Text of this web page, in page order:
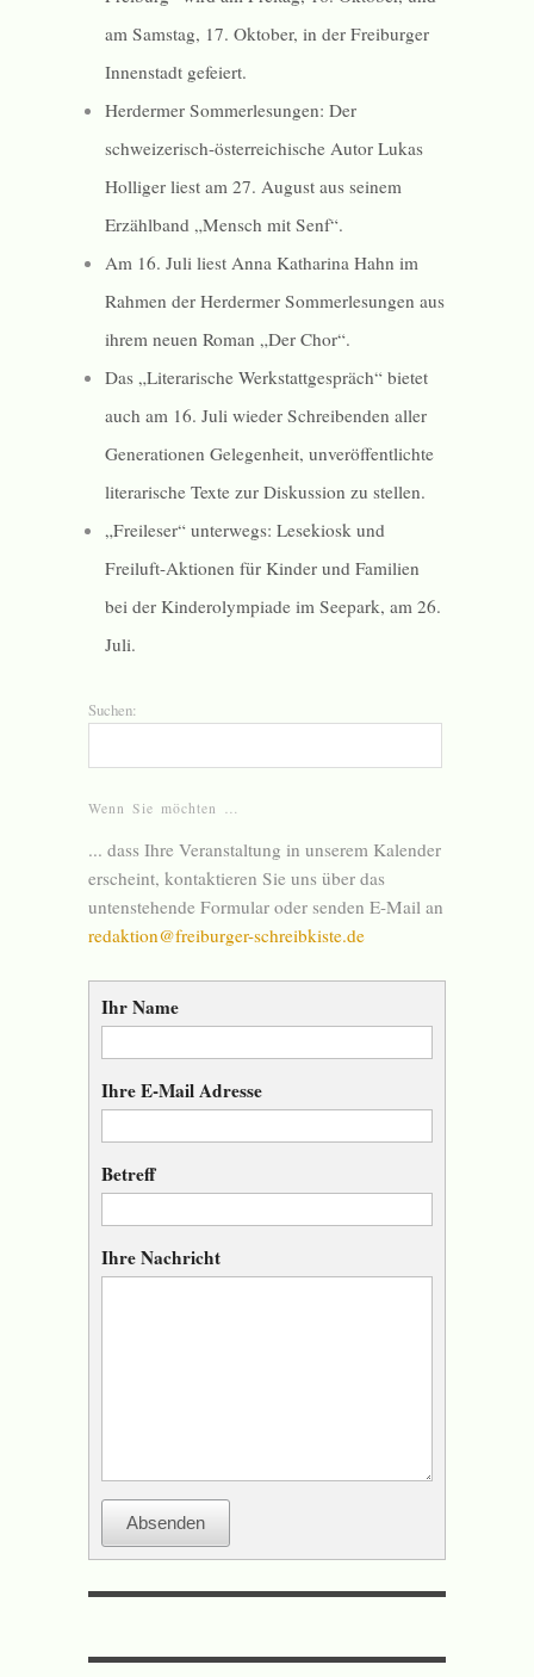
am Samstag, 17. Oktober, in der Freiburger
Innenstadt gefeiert.
Herdermer Sommerlesungen: Der
schweizerisch-österreichische Autor Lukas
Holliger liest am 27. August aus seinem
Erzählband „Mensch mit Senf“.
Am 16. Juli liest Anna Katharina Hahn im
Rahmen der Herdermer Sommerlesungen aus
ihrem neuen Roman „Der Chor“.
Das „Literarische Werkstattgespräch“ bietet
auch am 16. Juli wieder Schreibenden aller
Generationen Gelegenheit, unveröffentlichte
literarische Texte zur Diskussion zu stellen.
„Freileser“ unterwegs: Lesekiosk und
Freiluft-Aktionen für Kinder und Familien
bei der Kinderolympiade im Seepark, am 26.
Juli.
Suchen:
Wenn Sie möchten …
... dass Ihre Veranstaltung in unserem Kalender
erscheint, kontaktieren Sie uns über das
untenstehende Formular oder senden E-Mail an
redaktion@freiburger-schreibkiste.de
Ihr Name
Ihre E-Mail Adresse
Betreff
Ihre Nachricht
Absenden